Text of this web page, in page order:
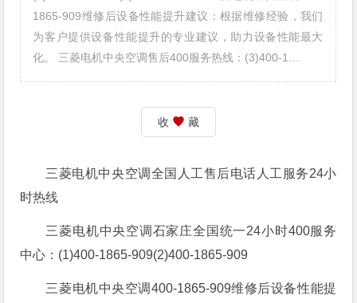
1865-909维修后设备性能提升建议：根据维修经验，我们
为客户提供设备性能提升的专业建议，助力设备性能最大
化。 三菱电机中央空调售后400服务热线：(3)400-1…
收 藏
三菱电机中央空调全国人工售后电话人工服务24小
时热线
三菱电机中央空调石家庄全国统一24小时400服务
中心：(1)400-1865-909(2)400-1865-909
三菱电机中央空调400-1865-909维修后设备性能提